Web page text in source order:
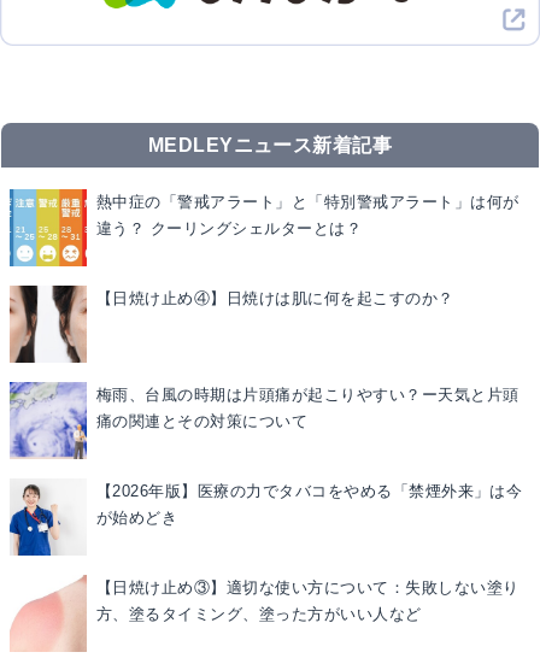
MEDLEYニュース新着記事
熱中症の「警戒アラート」と「特別警戒アラート」は何が
違う？ クーリングシェルターとは？
【日焼け止め④】日焼けは肌に何を起こすのか？
梅雨、台風の時期は片頭痛が起こりやすい？ー天気と片頭
痛の関連とその対策について
【2026年版】医療の力でタバコをやめる「禁煙外来」は今
が始めどき
【日焼け止め③】適切な使い方について：失敗しない塗り
方、塗るタイミング、塗った方がいい人など